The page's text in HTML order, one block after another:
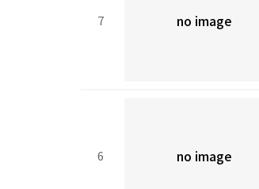
7 no image
6 no image